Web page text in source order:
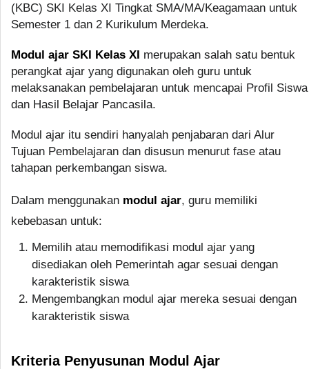
(KBC) SKI Kelas XI Tingkat SMA/MA/Keagamaan untuk
Semester 1 dan 2 Kurikulum Merdeka.
Modul ajar SKI Kelas XI merupakan salah satu bentuk
perangkat ajar yang digunakan oleh guru untuk
melaksanakan pembelajaran untuk mencapai Profil Siswa
dan Hasil Belajar Pancasila.
Modul ajar itu sendiri hanyalah penjabaran dari Alur
Tujuan Pembelajaran dan disusun menurut fase atau
tahapan perkembangan siswa.
Dalam menggunakan modul ajar, guru memiliki
kebebasan untuk:
Memilih atau memodifikasi modul ajar yang
disediakan oleh Pemerintah agar sesuai dengan
karakteristik siswa
Mengembangkan modul ajar mereka sesuai dengan
karakteristik siswa
Kriteria Penyusunan Modul Ajar